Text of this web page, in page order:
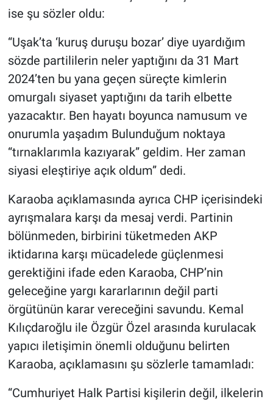
ise şu sözler oldu:
“Uşak’ta ‘kuruş duruşu bozar’ diye uyardığım
sözde partililerin neler yaptığını da 31 Mart
2024’ten bu yana geçen süreçte kimlerin
omurgalı siyaset yaptığını da tarih elbette
yazacaktır. Ben hayatı boyunca namusum ve
onurumla yaşadım Bulunduğum noktaya
“tırnaklarımla kazıyarak” geldim. Her zaman
siyasi eleştiriye açık oldum” dedi.
Karaoba açıklamasında ayrıca CHP içerisindeki
ayrışmalara karşı da mesaj verdi. Partinin
bölünmeden, birbirini tüketmeden AKP
iktidarına karşı mücadelede güçlenmesi
gerektiğini ifade eden Karaoba, CHP’nin
geleceğine yargı kararlarının değil parti
örgütünün karar vereceğini savundu. Kemal
Kılıçdaroğlu ile Özgür Özel arasında kurulacak
yapıcı iletişimin önemli olduğunu belirten
Karaoba, açıklamasını şu sözlerle tamamladı:
“Cumhuriyet Halk Partisi kişilerin değil, ilkelerin